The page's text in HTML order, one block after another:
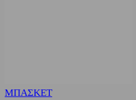
ΜΠΑΣΚΕΤ